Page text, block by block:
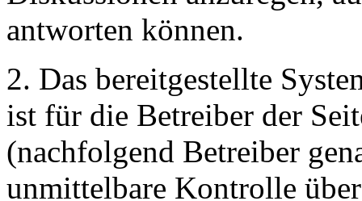
antworten können.
2. Das bereitgestellte
ist für die Betreiber der
(nachfolgend Betreiber
unmittelbare Kontrolle